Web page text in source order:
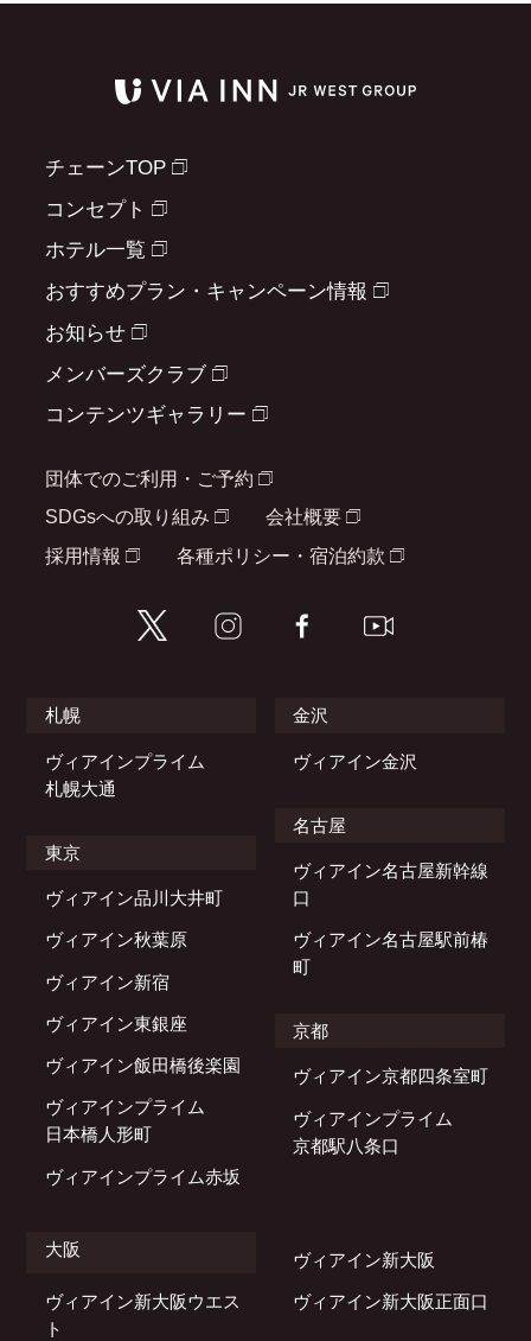
チェーンTOP
コンセプト
ホテル一覧
おすすめプラン・キャンペーン情報
お知らせ
メンバーズクラブ
コンテンツギャラリー
団体でのご利用・ご予約
SDGsへの取り組み
会社概要
採用情報
各種ポリシー・宿泊約款
札幌
ヴィアインプライム
札幌大通
東京
ヴィアイン品川大井町
ヴィアイン秋葉原
ヴィアイン新宿
ヴィアイン東銀座
ヴィアイン飯田橋後楽園
ヴィアインプライム
日本橋人形町
ヴィアインプライム赤坂
金沢
ヴィアイン金沢
名古屋
ヴィアイン名古屋新幹線
口
ヴィアイン名古屋駅前椿
町
京都
ヴィアイン京都四条室町
ヴィアインプライム
京都駅八条口
大阪
ヴィアイン新大阪
ヴィアイン新大阪ウエス
ト
ヴィアイン新大阪正面口